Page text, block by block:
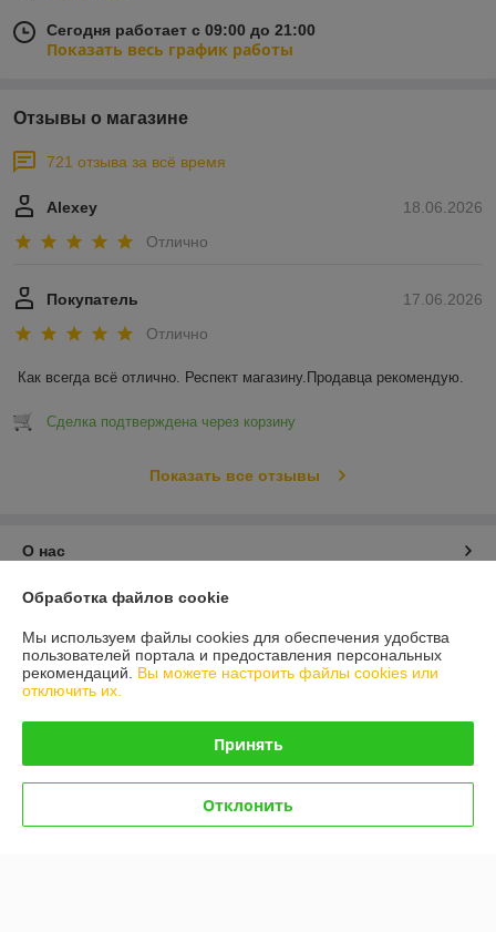
Сегодня работает с 09:00 до 21:00
Показать весь график работы
Отзывы о магазине
721 отзыва за всё время
18.06.2026
Alexey
Отлично
17.06.2026
Покупатель
Отлично
Как всегда всё отлично. Респект магазину.Продавца рекомендую.
Сделка подтверждена через корзину
Показать все отзывы
О нас
Контакты
Доставка и оплата
Полная версия сайта
Политика обработки cookies
Обработка файлов cookie
Мы используем файлы cookies для обеспечения удобства
пользователей портала и предоставления персональных
рекомендаций. Вы можете настроить файлы cookies или
отключить их.
Принять
Отклонить